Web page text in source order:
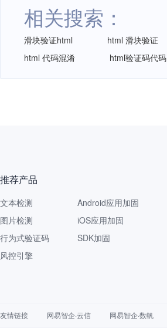
相关搜索：
滑块验证html html 滑块验证
html 代码混淆
html验证码代码
推荐产品
文本检测
图片检测
行为式验证码
风控引擎
Android应用加固
iOS应用加固
SDK加固
友情链接 网易智企·云信 网易智企·数帆